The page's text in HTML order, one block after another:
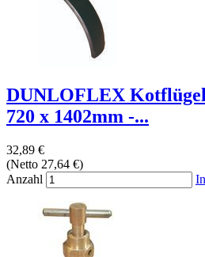
DUNLOFLEX Kotflügel
720 x 1402mm -...
32,89 €
(Netto 27,64 €)
Anzahl